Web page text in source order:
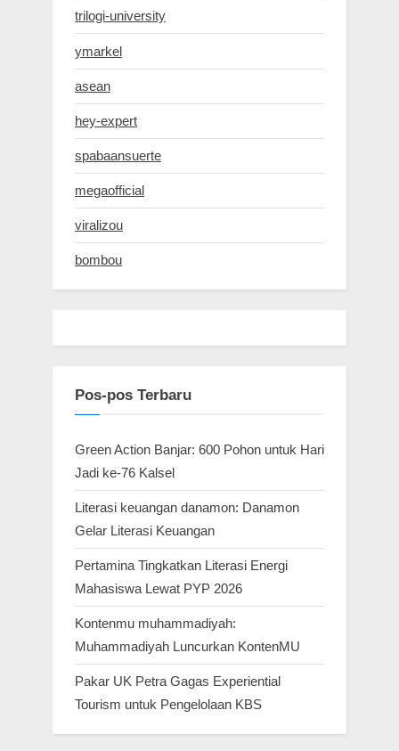
trilogi-university
ymarkel
asean
hey-expert
spabaansuerte
megaofficial
viralizou
bombou
Pos-pos Terbaru
Green Action Banjar: 600 Pohon untuk Hari
Jadi ke-76 Kalsel
Literasi keuangan danamon: Danamon
Gelar Literasi Keuangan
Pertamina Tingkatkan Literasi Energi
Mahasiswa Lewat PYP 2026
Kontenmu muhammadiyah:
Muhammadiyah Luncurkan KontenMU
Pakar UK Petra Gagas Experiential
Tourism untuk Pengelolaan KBS